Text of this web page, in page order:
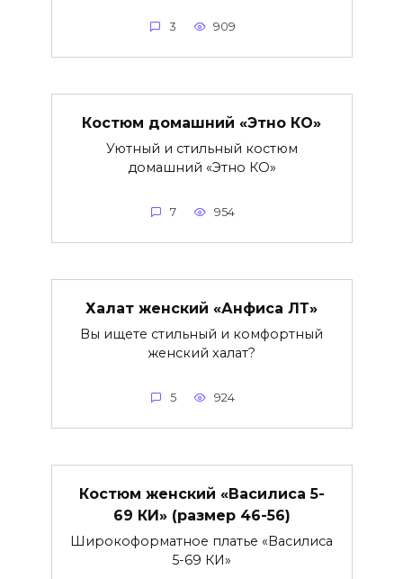
3 909
Костюм домашний «Этно КО»
Уютный и стильный костюм
домашний «Этно КО»
7 954
Халат женский «Анфиса ЛТ»
Вы ищете стильный и комфортный
женский халат?
5 924
Костюм женский «Василиса 5-
69 КИ» (размер 46-56)
Широкоформатное платье «Василиса
5-69 КИ»